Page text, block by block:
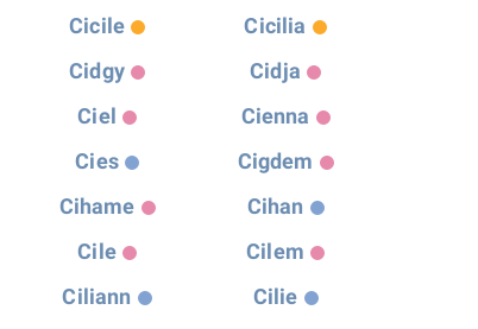
Cicile
Cicilia
Cidgy
Cidja
Ciel
Cienna
Cies
Cigdem
Cihame
Cihan
Cile
Cilem
Ciliann
Cilie